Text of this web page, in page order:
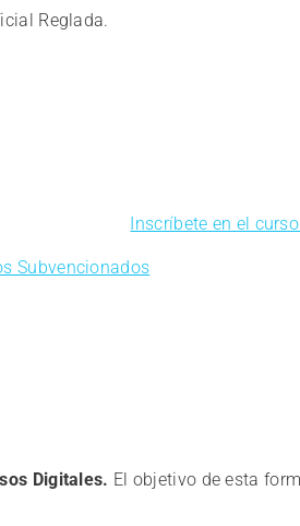
Reglada.
Inscríbete en el
Subvencionados
Digitales. El objetivo de esta